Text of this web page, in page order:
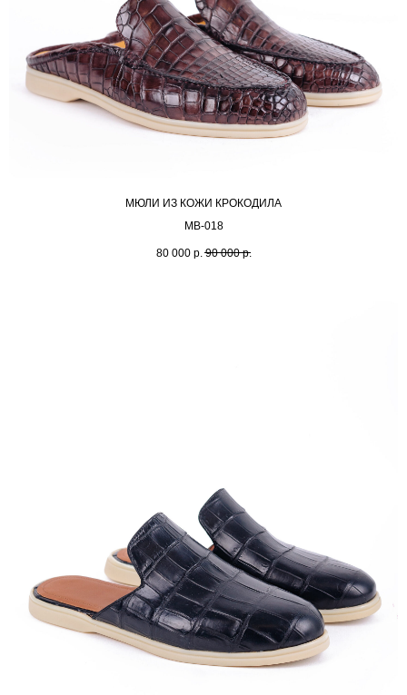
МЮЛИ ИЗ КОЖИ КРОКОДИЛА
MB-018
80 000 р. 90 000 р.